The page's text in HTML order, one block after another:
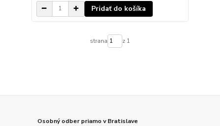
Pridať do košíka
strana z 1
Osobný odber priamo v Bratislave